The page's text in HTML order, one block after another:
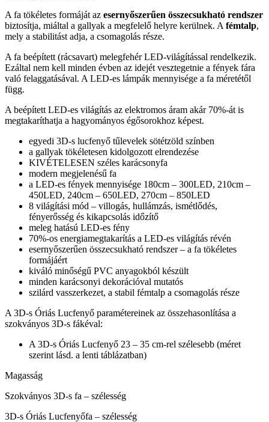
A fa tökéletes formáját az esernyőszerűen összecsukható rendszer
biztosítja, miáltal a gallyak a megfelelő helyre kerülnek. A fémtalp,
mely a stabilitást adja, a csomagolás része.
A fa beépített (rácsavart) melegfehér LED-világítással rendelkezik.
Ezáltal nem kell minden évben az idejét vesztegetnie a fények fára
való felaggatásával. A LED-es lámpák mennyisége a fa méretétől
függ.
A beépített LED-es világítás az elektromos áram akár 70%-át is
megtakaríthatja a hagyományos égősorokhoz képest.
egyedi 3D-s lucfenyő tűlevelek sötétzöld színben
a gallyak tökéletesen kidolgozott elrendezése
KIVÉTELESEN széles karácsonyfa
modern megjelenésű fa
a LED-es fények mennyisége 180cm – 300LED, 210cm –
450LED, 240cm – 650LED, 270cm – 850LED
8 világítási mód – villogás, hullámzás, ismétlődés,
fényerősség és kikapcsolás időzítő
meleg hatású LED-es fény
70%-os energiamegtakarítás a LED-es világítás révén
esernyőszerűen összecsukható rendszer – a fa tökéletes
formájáért
kiváló minőségű PVC anyagokból készült
minden karácsonyi dekorációval mutatós
szilárd vasszerkezet, a stabil fémtalp a csomagolás része
A 3D-s Óriás Lucfenyő paramétereinek az összehasonlítása a
szokványos 3D-s fákéval:
A 3D-s Óriás Lucfenyő 23 – 35 cm-rel szélesebb (méret
szerint lásd. a lenti táblázatban)
Magasság
Szokványos 3D-s fa – szélesség
3D-s Óriás Lucfenyőfa – szélesség